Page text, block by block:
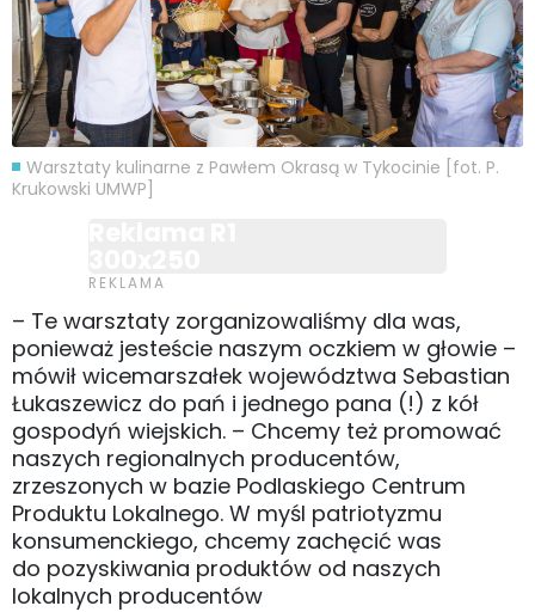
Warsztaty kulinarne z Pawłem Okrasą w Tykocinie [fot. P.
Krukowski UMWP]
– Te warsztaty zorganizowaliśmy dla was,
ponieważ jesteście naszym oczkiem w głowie –
mówił wicemarszałek województwa Sebastian
Łukaszewicz do pań i jednego pana (!) z kół
gospodyń wiejskich. – Chcemy też promować
naszych regionalnych producentów,
zrzeszonych w bazie Podlaskiego Centrum
Produktu Lokalnego. W myśl patriotyzmu
konsumenckiego, chcemy zachęcić was
do pozyskiwania produktów od naszych
lokalnych producentów